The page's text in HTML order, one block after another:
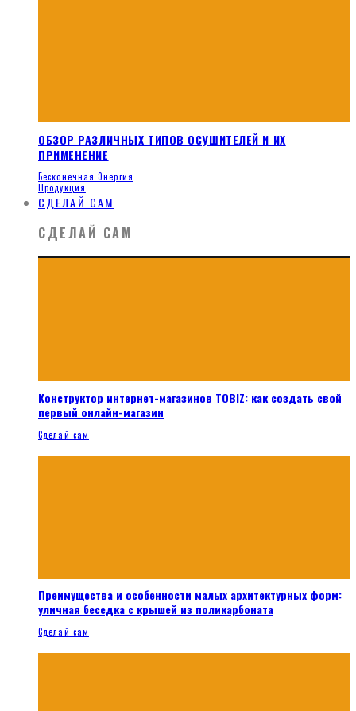
ОБЗОР РАЗЛИЧНЫХ ТИПОВ ОСУШИТЕЛЕЙ И ИХ
ПРИМЕНЕНИЕ
Бесконечная Энергия
Продукция
СДЕЛАЙ САМ
СДЕЛАЙ САМ
Конструктор интернет-магазинов TOBIZ: как создать свой
первый онлайн-магазин
Сделай сам
Преимущества и особенности малых архитектурных форм:
уличная беседка с крышей из поликарбоната
Сделай сам